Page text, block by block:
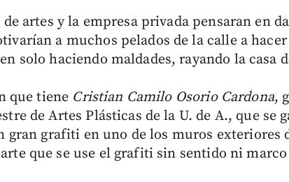
de artes y la empresa privada pensaran en
a muchos pelados de la calle a
solo haciendo maldades, rayando la casa
que tiene Cristian Camilo Osorio Cardona,
de Artes Plásticas de la U. de A., que se
gran grafiti en uno de los muros exteriores
que se use el grafiti sin sentido ni